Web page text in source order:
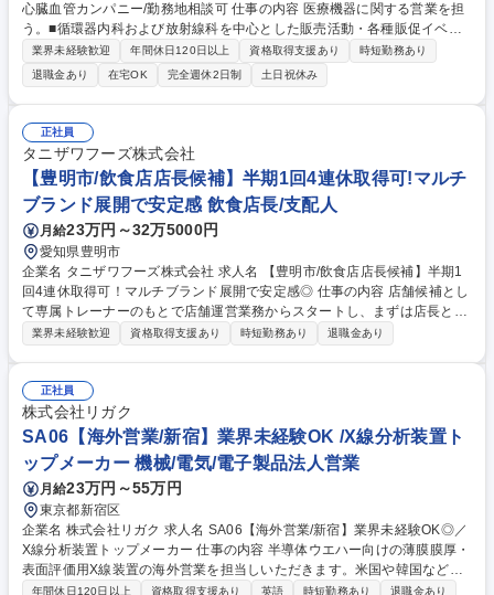
心臓血管カンパニー/勤務地相談可 仕事の内容 医療機器に関する営業を担
う。■循環器内科および放射線科を中心とした販売活動・各種販促イベン
トの企画運営◆製品適正使用のための技術サポート■製品適正使用に必要
となる文献・資料・製品関連情報の提供 【担う役割】■製品の販売を通じ
て医療に貢献しテルモブランドを育成すること■製品の機能や特徴に関す
る正しい情報を提供すること■適正な使用方法の普及を通じて医療現場に
貢献すること■製品、サービスの提供を通じて医療現場の改題を解決する
こと【採用背景】■事業拡大に伴う営業人員の拡充【職場の雰囲気】■業務
を通じた「感動」と「成長」を大事にする職場。個人活動の総和ではな
く、チーム活動を重視した風土。 募集職種 9【医療機器営業】大手医療機
器メーカー/心臓血管カンパニー/勤務地相談可
業界未経験歓迎 年間休日120日以上 資格取得支援あり
時短勤務あり
退職金あり
在宅OK 完全週休2日制 土日祝休み
正社員
タニザワフーズ株式会社
【豊明市/飲食店店長候補】半期1回4連休取得可!マルチ
ブランド展開で安定感 飲食店長/支配人
月給23万円～32万5000円
愛知県豊明市
企業名 タニザワフーズ株式会社 求人名 【豊明市/飲食店店長候補】半期1
回4連休取得可！マルチブランド展開で安定感◎ 仕事の内容 店舗候補とし
て専属トレーナーのもとで店舗運営業務からスタートし、まずは店長とし
て必要なマネジメントを学び、キャリアを目指して頂きます。★入社2年
務などのキャリアパスが用意されています。 ★順調に店舗拡大が進んでお
り増員採用となります。★ 【教育研修】未経験の方でも安心して働き始め
られるようブランドごとにマニュアルやタブレット端末を使用した動画を
併用したトレーニングが受けれます。 募集職種 【豊明市/飲食店店長候
補】半期1回4連休取得可！マルチブランド展開で安定感◎
業界未経験歓迎 資格取得支援あり 時短勤務あり 退職金あり
正社員
株式会社リガク
SA06【海外営業/新宿】業界未経験OK /X線分析装置ト
ップメーカー 機械/電気/電子製品法人営業
月給23万円～55万円
東京都新宿区
企業名 株式会社リガク 求人名 SA06【海外営業/新宿】業界未経験OK◎／
X線分析装置トップメーカー 仕事の内容 半導体ウエハー向けの薄膜膜厚・
表面評価用X線装置の海外営業を担当しいただきます。米国や韓国などの
半導体メーカーや製造装置メーカーへの直接販売および現地代理店の支援
年間休日120日以上 資格取得支援あり 英語 時短勤務あり 退職金あり